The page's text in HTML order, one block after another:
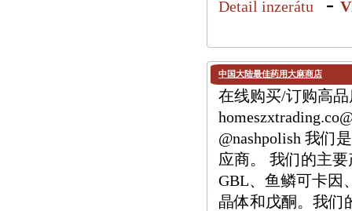
Detail inzerátu
中国大陆最佳药用大麻商店
在线购买/订购高品
@nashpolish 我们
应商。 我们的主要
GBL、鱼鳞可卡因
晶体和戊酮。我们